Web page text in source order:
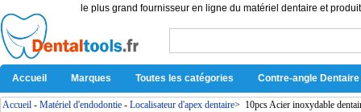
le plus grand fournisseur en ligne du matériel dentaire et
Accueil Marques Toutes les catégories Contre-angle Dentaire
Accueil - Matériel d'endodontie - Localisateur d'apex dentaire> 10pcs Acier inoxydable